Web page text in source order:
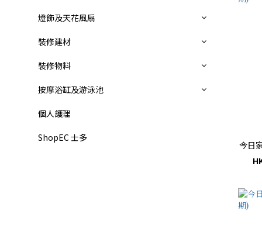
燈飾及天花風扇
裝修建材
裝修物料
按摩浴缸及游泳池
個人護理
ShopEC 士多
今日